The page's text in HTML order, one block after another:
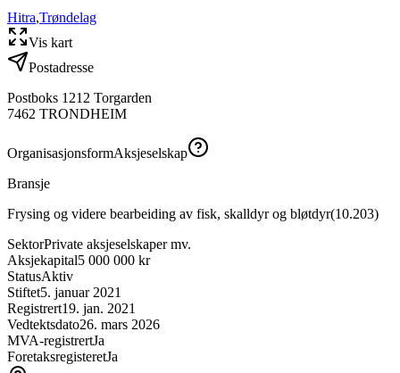
Hitra,Trøndelag
Vis kart
Postadresse
Postboks 1212 Torgarden
7462 TRONDHEIM
OrganisasjonsformAksjeselskap
Bransje
Frysing og videre bearbeiding av fisk, skalldyr og bløtdyr(10.203)
SektorPrivate aksjeselskaper mv.
Aksjekapital5 000 000 kr
StatusAktiv
Stiftet5. januar 2021
Registrert19. jan. 2021
Vedtektsdato26. mars 2026
MVA-registrertJa
ForetaksregisteretJa